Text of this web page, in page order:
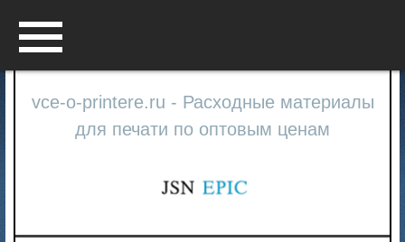
vce-o-printere.ru - Расходные материалы
для печати по оптовым ценам